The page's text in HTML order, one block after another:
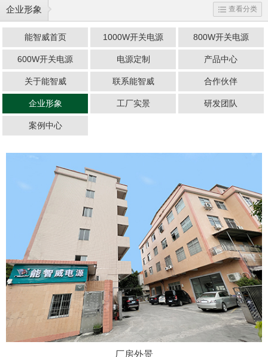
企业形象 查看分类
能智威首页 1000W开关电源 800W开关电源
600W开关电源 电源定制 产品中心
关于能智威 联系能智威 合作伙伴
企业形象 工厂实景 研发团队
案例中心
厂房外景